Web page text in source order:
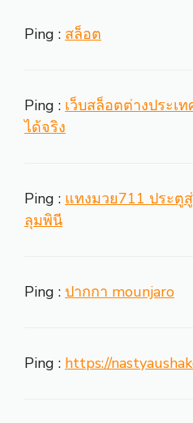
Ping : สล็อต
Ping : เว็บสล็อตต่างประเ
ได้จริง
Ping : แทงมวย711 ประตู
ลุมพินี
Ping : ปากกา mounjaro
Ping : https://